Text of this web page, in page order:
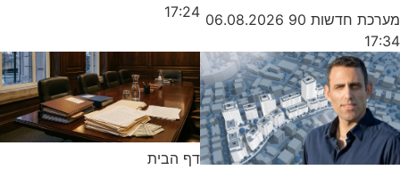
מערכת חדשות 90
06.08.2026
17:34
17:24
דף הבית